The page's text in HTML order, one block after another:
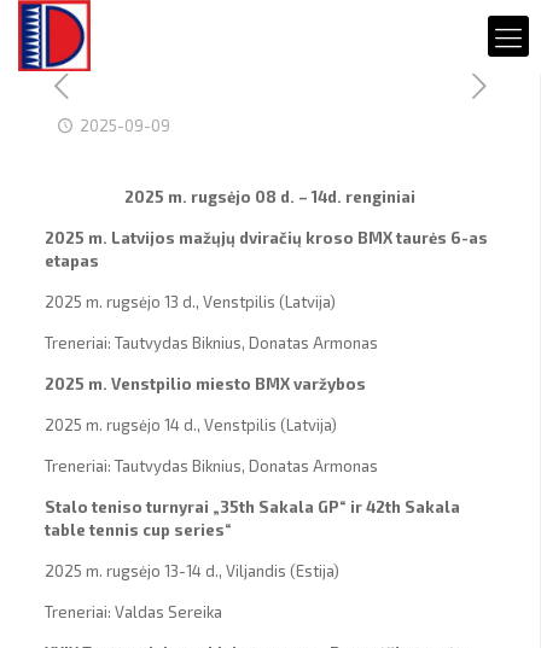
2025-09-09
2025 m. rugsėjo 08 d. – 14d. renginiai
2025 m. Latvijos mažųjų dviračių kroso BMX taurės 6-as
etapas
2025 m. rugsėjo 13 d., Venstpilis (Latvija)
Treneriai: Tautvydas Biknius, Donatas Armonas
2025 m. Venstpilio miesto BMX varžybos
2025 m. rugsėjo 14 d., Venstpilis (Latvija)
Treneriai: Tautvydas Biknius, Donatas Armonas
Stalo teniso turnyrai „35th Sakala GP“ ir 42th Sakala
table tennis cup series“
2025 m. rugsėjo 13-14 d., Viljandis (Estija)
Treneriai: Valdas Sereika